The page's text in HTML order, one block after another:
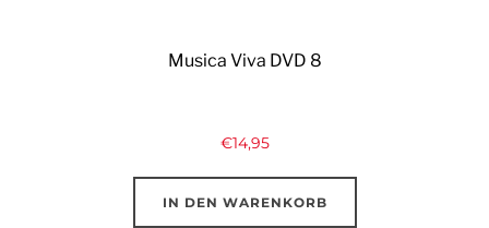
Musica Viva DVD 8
€14,95
IN DEN WARENKORB